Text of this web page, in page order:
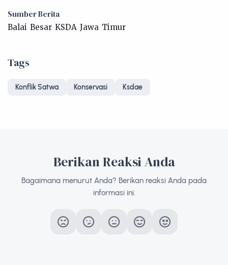
Sumber Berita
Balai Besar KSDA Jawa Timur
Tags
Konflik Satwa Konservasi Ksdae
Berikan Reaksi Anda
Bagaimana menurut Anda? Berikan reaksi Anda pada
informasi ini.